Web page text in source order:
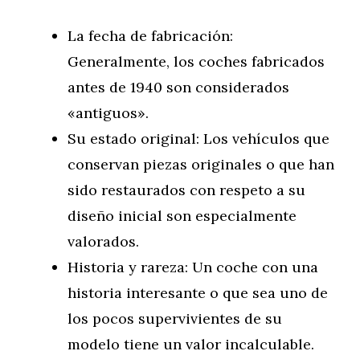
La fecha de fabricación:
Generalmente, los coches fabricados
antes de 1940 son considerados
«antiguos».
Su estado original: Los vehículos que
conservan piezas originales o que han
sido restaurados con respeto a su
diseño inicial son especialmente
valorados.
Historia y rareza: Un coche con una
historia interesante o que sea uno de
los pocos supervivientes de su
modelo tiene un valor incalculable.